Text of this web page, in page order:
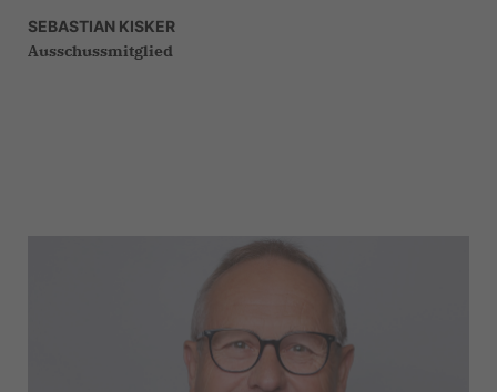
SEBASTIAN KISKER
Ausschussmitglied